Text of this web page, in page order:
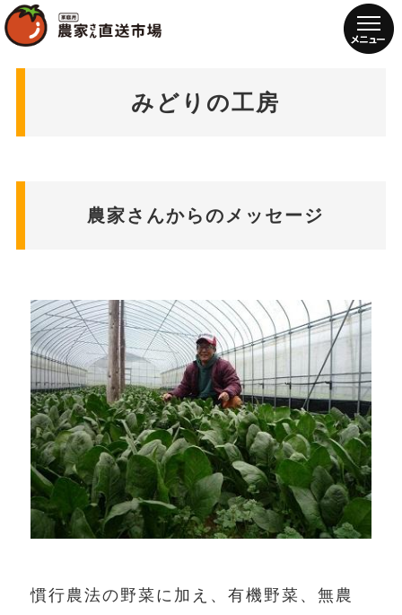
みどりの工房
農家さんからのメッセージ
慣行農法の野菜に加え、有機野菜、無農